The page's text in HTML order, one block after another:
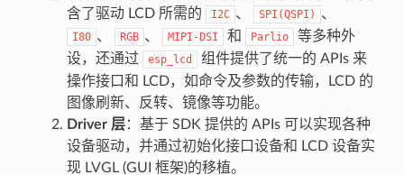
含了驱动 LCD 所需的
I2C 、 SPI(QSPI) 、
I80 、 RGB 、 MIPI-DSI 和 Parlio
等多种外
设，还通过
esp_lcd
组件提供了统一的 APIs 来
操作接口和 LCD，如命令及参数的传输，LCD 的
图像刷新、反转、镜像等功能。
Driver 层：基于 SDK 提供的 APIs 可以实现各种
设备驱动，并通过初始化接口设备和 LCD 设备实
现 LVGL (GUI 框架)的移植。